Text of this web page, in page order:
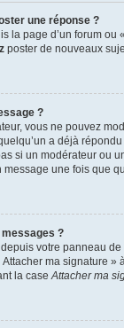
une réponse ?
la page d’un forum
poster de nouveaux
?
vous ne pouvez
a déjà
si un modérateur ou
une fois que
?
votre panneau
ma signature
la caseAttacher ma